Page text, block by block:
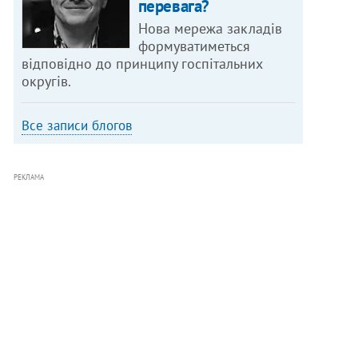
перевага?
Нова мережа закладів
формуватиметься
відповідно до принципу госпітальних
округів.
Все записи блогов
РЕКЛАМА